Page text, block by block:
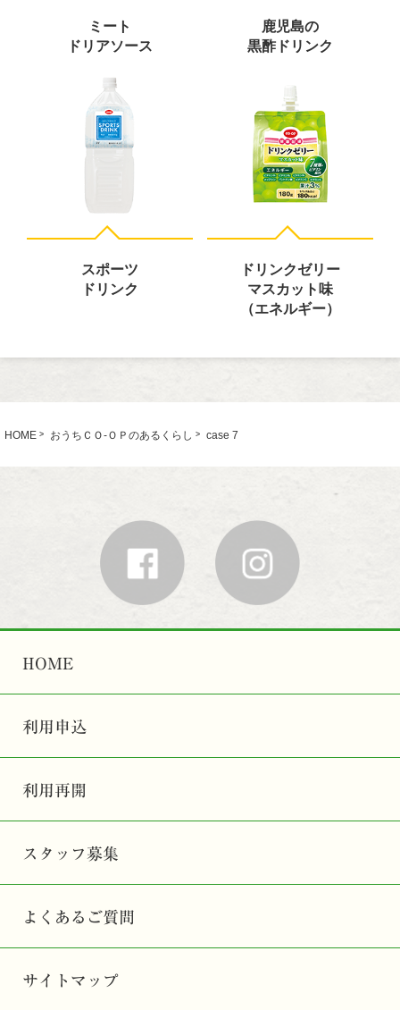
ミート
ドリアソース
鹿児島の
黒酢ドリンク
スポーツ
ドリンク
ドリンクゼリー
マスカット味
（エネルギー）
HOME おうちＣＯ-ＯＰのあるくらし case 7
HOME
利用申込
利用再開
スタッフ募集
よくあるご質問
サイトマップ